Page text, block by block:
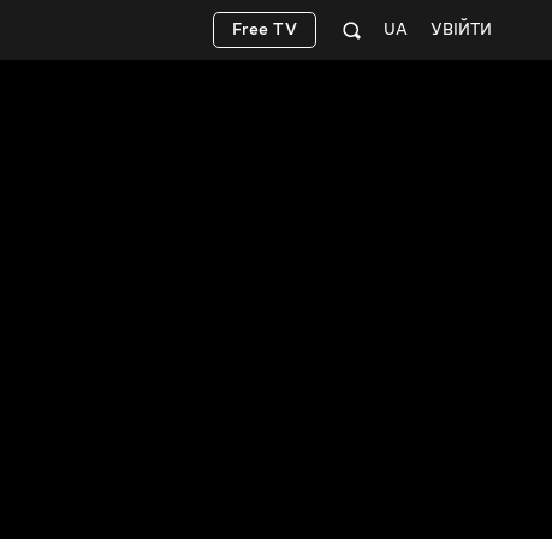
УВІЙТИ
UA
Free TV